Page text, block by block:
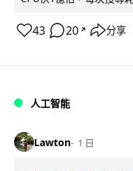
43 20 ↗ 分享
人工智能
Lawton 1 日